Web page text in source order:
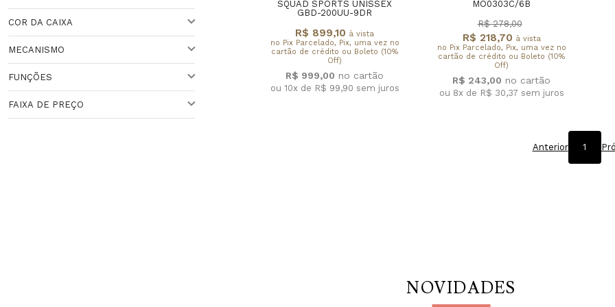
COR DA CAIXA
VARIADO
MECANISMO
QUARTZO
FUNÇÕES
CRONÔMETRO
FAIXA DE PREÇO
SQUAD SPORTS UNISSEX
GBD-200UU-9DR
R$ 899,10 à vista
no Pix Parcelado, Pix, uma vez no
cartão de crédito ou Boleto (10%
Off)
R$ 999,00
ou 10x de R$ 99,90 sem juros
MO0303C/6B
R$ 218,70 à vista
no Pix Parcelado, Pix, uma vez no
cartão de crédito ou Boleto (10%
Off)
R$ 278,00
R$ 243,00
ou 8x de R$ 30,37 sem juros
Anterior 1
NOVIDADES